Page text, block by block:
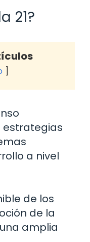
21?
a nivel
de los
de la
amplia